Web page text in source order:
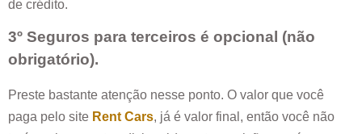
de crédito.
3º Seguros para terceiros é opcional (não
obrigatório).
Preste bastante atenção nesse ponto. O valor que você
paga pelo site Rent Cars, já é valor final, então você não